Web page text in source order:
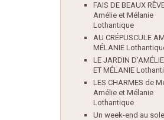
FAIS DE BEAUX
Amélie et Mélanie
Lothantique
AU CRÉPUSCULE
MÉLANIE
LE JARDIN
ET MÉLANIE
LES CHARMES de
Amélie et Mélanie
Lothantique
Un week-end au